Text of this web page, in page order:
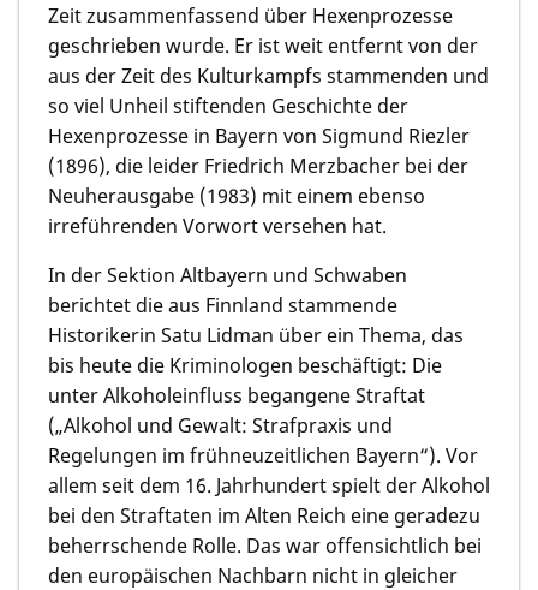
Zeit zusammenfassend über Hexenprozesse
geschrieben wurde. Er ist weit entfernt von der
aus der Zeit des Kulturkampfs stammenden und
so viel Unheil stiftenden Geschichte der
Hexenprozesse in Bayern von Sigmund Riezler
(1896), die leider Friedrich Merzbacher bei der
Neuherausgabe (1983) mit einem ebenso
irreführenden Vorwort versehen hat.
In der Sektion Altbayern und Schwaben
berichtet die aus Finnland stammende
Historikerin Satu Lidman über ein Thema, das
bis heute die Kriminologen beschäftigt: Die
unter Alkoholeinfluss begangene Straftat
(„Alkohol und Gewalt: Strafpraxis und
Regelungen im frühneuzeitlichen Bayern“). Vor
allem seit dem 16. Jahrhundert spielt der Alkohol
bei den Straftaten im Alten Reich eine geradezu
beherrschende Rolle. Das war offensichtlich bei
den europäischen Nachbarn nicht in gleicher